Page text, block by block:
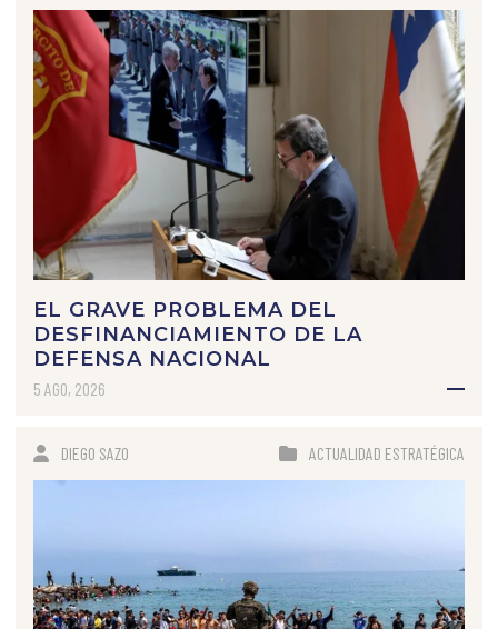
EL GRAVE PROBLEMA DEL
DESFINANCIAMIENTO DE LA
DEFENSA NACIONAL
5 AGO, 2026
DIEGO SAZO ACTUALIDAD ESTRATÉGICA